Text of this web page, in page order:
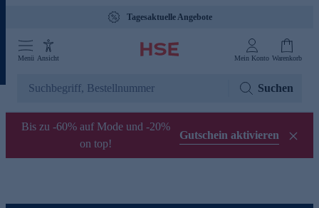
Tagesaktuelle Angebote
Menü Ansicht Mein Konto Warenkorb
Suchen
Bis zu -60% auf Mode und -20%
on top!
Gutschein aktivieren